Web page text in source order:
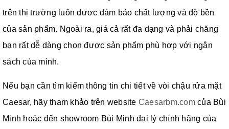
trên thị trường luôn đươc đảm bảo chất lượng và độ bền
của sản phẩm. Ngoài ra, giá cả rất đa dạng và phải chăng
bạn rất dễ dàng chọn được sản phẩm phù hợp với ngân
sách của mình.
Nếu bạn cần tìm kiếm thông tin chi tiết về vòi chậu rửa mặt
Caesar, hãy tham khảo trên website Caesarbm.comcủa Bùi
Minh hoặc đến showroom Bùi Minh đại lý chính hãng của